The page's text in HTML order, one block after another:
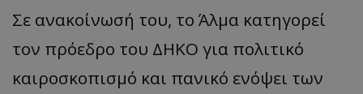
Σε ανακοίνωσή του, το Άλμα κατηγορεί
τον πρόεδρο του ΔΗΚΟ για πολιτικό
καιροσκοπισμό και πανικό ενόψει των